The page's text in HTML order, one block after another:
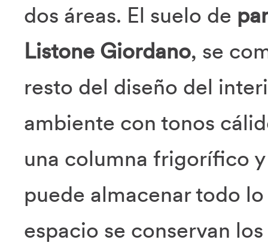
dos áreas. El suelo de
Listone Giordano, se
resto del diseño del
ambiente con tonos
una columna frigorífico
puede almacenar todo
espacio se conservan